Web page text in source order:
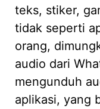
teks, stiker,
tidak seperti
orang,
audio dari
mengunduh
aplikasi, yang